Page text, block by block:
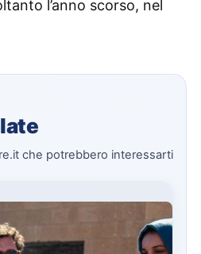
l’anno scorso, nel
che potrebbero interessarti